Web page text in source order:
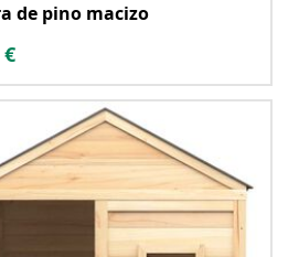
de pino macizo
€